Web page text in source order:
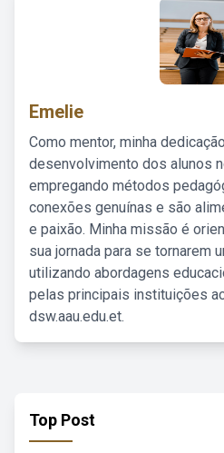
Emelie
Como mentor, minha
desenvolvimento dos alunos
empregando métodos
conexões genuínas e são
e paixão. Minha missão é
sua jornada para se tornarem
utilizando abordagens
pelas principais instituições
dsw.aau.edu.et.
Top Post